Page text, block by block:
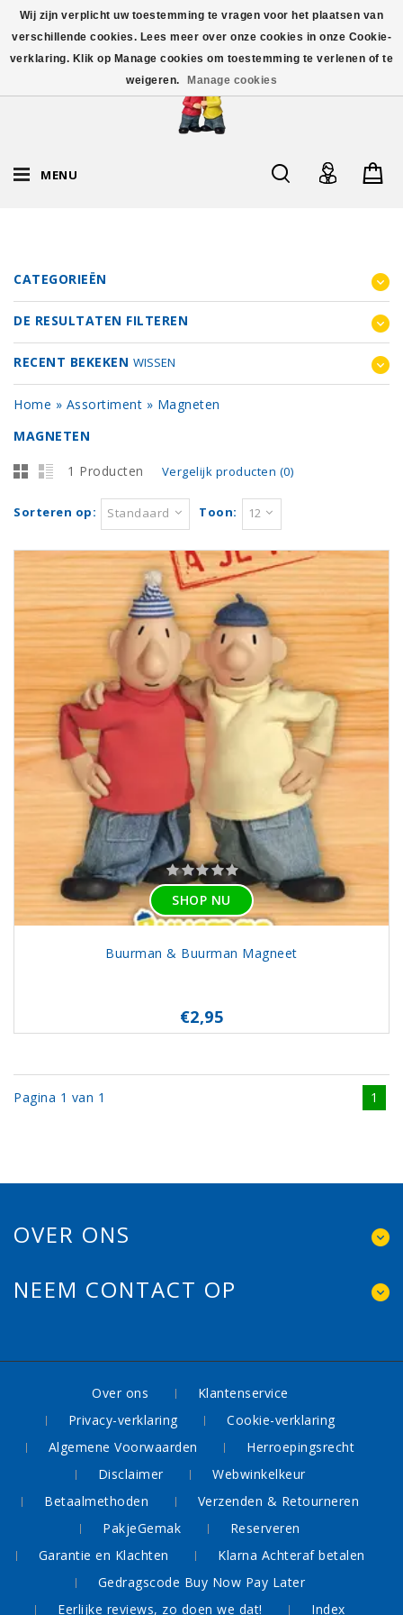
MENU
CATEGORIEËN
DE RESULTATEN FILTEREN
RECENT BEKEKEN WISSEN
Home » Assortiment » Magneten
MAGNETEN
1 Producten Vergelijk producten (0)
Sorteren op: Standaard Toon: 12
SHOP NU
Buurman & Buurman Magneet
€2,95
Pagina 1 van 1 1
OVER ONS
NEEM CONTACT OP
Over ons
Klantenservice
Privacy-verklaring
Cookie-verklaring
Algemene Voorwaarden
Herroepingsrecht
Disclaimer
Webwinkelkeur
Betaalmethoden
Verzenden & Retourneren
PakjeGemak
Reserveren
Garantie en Klachten
Klarna Achteraf betalen
Gedragscode Buy Now Pay Later
Eerlijke reviews, zo doen we dat!
Index
Wij zijn verplicht uw toestemming te vragen voor het plaatsen van
verschillende cookies. Lees meer over onze cookies in onze Cookie-
verklaring. Klik op Manage cookies om toestemming te verlenen of te
weigeren.
Manage cookies